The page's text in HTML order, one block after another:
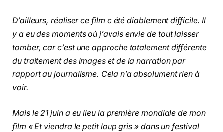
D’ailleurs, réaliser ce film a été diablement difficile. Il
y a eu des moments où j’avais envie de tout laisser
tomber, car c’est une approche totalement différente
du traitement des images et de la narration par
rapport au journalisme. Cela n’a absolument rien à
voir.
Mais le 21 juin a eu lieu la première mondiale de mon
film « Et viendra le petit loup gris » dans un festival